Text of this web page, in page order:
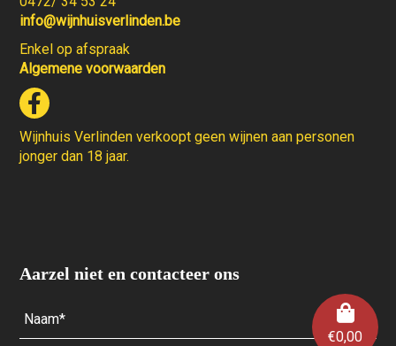
€0,00
info@wijnhuisverlinden.be
Enkel op afspraak
Algemene voorwaarden
Wijnhuis Verlinden verkoopt geen wijnen aan personen
jonger dan 18 jaar.
Aarzel niet en contacteer ons